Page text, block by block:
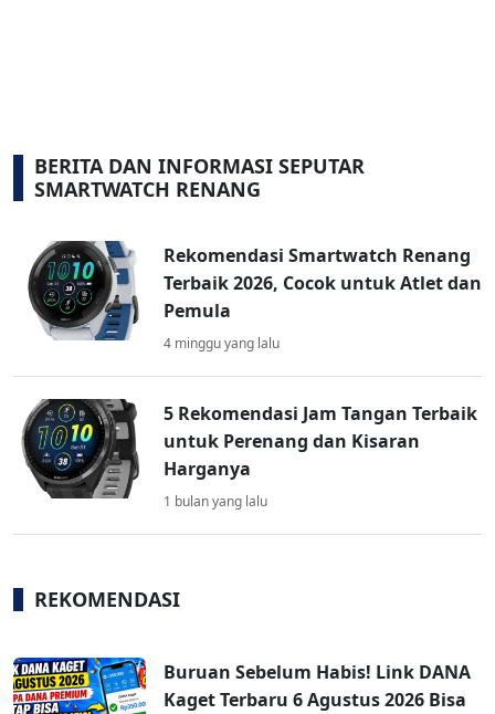
BERITA DAN INFORMASI SEPUTAR
SMARTWATCH RENANG
Rekomendasi Smartwatch Renang
Terbaik 2026, Cocok untuk Atlet dan
Pemula
4 minggu yang lalu
5 Rekomendasi Jam Tangan Terbaik
untuk Perenang dan Kisaran
Harganya
1 bulan yang lalu
REKOMENDASI
Buruan Sebelum Habis! Link DANA
Kaget Terbaru 6 Agustus 2026 Bisa